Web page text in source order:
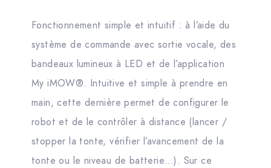
Fonctionnement simple et intuitif : à l’aide du
système de commande avec sortie vocale, des
bandeaux lumineux à LED et de l’application
My iMOW®. Intuitive et simple à prendre en
main, cette dernière permet de configurer le
robot et de le contrôler à distance (lancer /
stopper la tonte, vérifier l’avancement de la
tonte ou le niveau de batterie…). Sur ce